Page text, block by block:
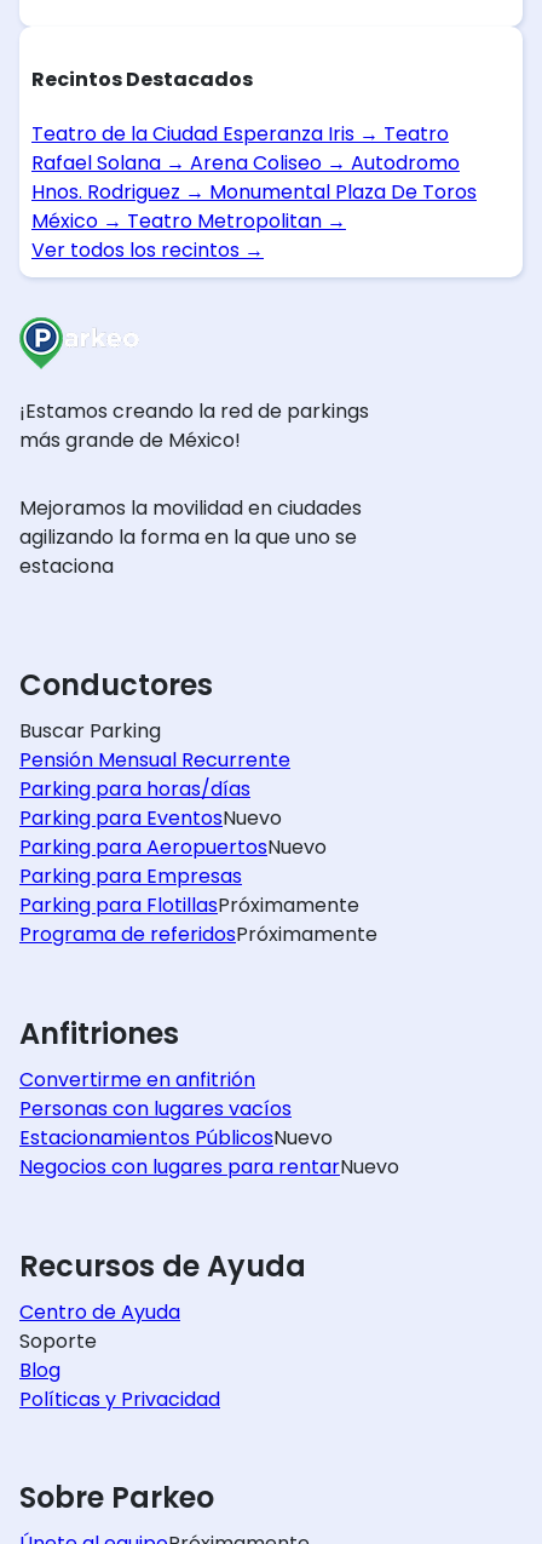
Recintos Destacados
Teatro de la Ciudad Esperanza Iris → Teatro
Rafael Solana → Arena Coliseo → Autodromo
Hnos. Rodriguez → Monumental Plaza De Toros
México → Teatro Metropolitan →
Ver todos los recintos →
¡Estamos creando la red de parkings
más grande de México!
Mejoramos la movilidad en ciudades
agilizando la forma en la que uno se
estaciona
Conductores
Buscar Parking
Pensión Mensual Recurrente
Parking para horas/días
Parking para EventosNuevo
Parking para AeropuertosNuevo
Parking para Empresas
Parking para FlotillasPróximamente
Programa de referidosPróximamente
Anfitriones
Convertirme en anfitrión
Personas con lugares vacíos
Estacionamientos PúblicosNuevo
Negocios con lugares para rentarNuevo
Recursos de Ayuda
Centro de Ayuda
Soporte
Blog
Políticas y Privacidad
Sobre Parkeo